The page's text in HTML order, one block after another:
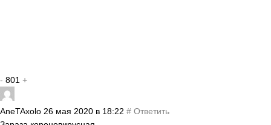
- 801 +
AneTAxolo 26 мая 2020 в 18:22 # Ответить